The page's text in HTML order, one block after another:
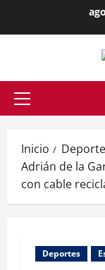
Menú
Inicio
Adrián de la
con cable
Deportes